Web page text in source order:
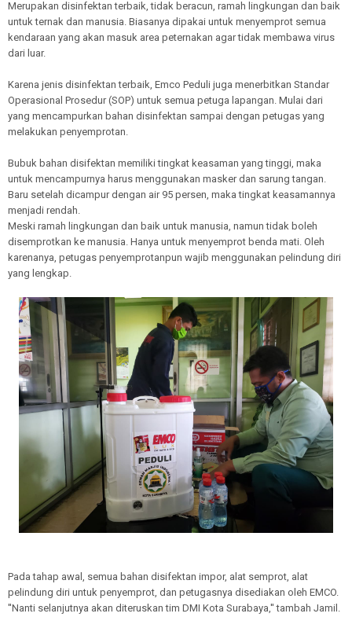
Merupakan disinfektan terbaik, tidak beracun, ramah lingkungan dan baik
untuk ternak dan manusia. Biasanya dipakai untuk menyemprot semua
kendaraan yang akan masuk area peternakan agar tidak membawa virus
dari luar.
Karena jenis disinfektan terbaik, Emco Peduli juga menerbitkan Standar
Operasional Prosedur (SOP) untuk semua petuga lapangan. Mulai dari
yang mencampurkan bahan disinfektan sampai dengan petugas yang
melakukan penyemprotan.
Bubuk bahan disifektan memiliki tingkat keasaman yang tinggi, maka
untuk mencampurnya harus menggunakan masker dan sarung tangan.
Baru setelah dicampur dengan air 95 persen, maka tingkat keasamannya
menjadi rendah.
Meski ramah lingkungan dan baik untuk manusia, namun tidak boleh
disemprotkan ke manusia. Hanya untuk menyemprot benda mati. Oleh
karenanya, petugas penyemprotanpun wajib menggunakan pelindung diri
yang lengkap.
Pada tahap awal, semua bahan disifektan impor, alat semprot, alat
pelindung diri untuk penyemprot, dan petugasnya disediakan oleh EMCO.
''Nanti selanjutnya akan diteruskan tim DMI Kota Surabaya,'' tambah Jamil.